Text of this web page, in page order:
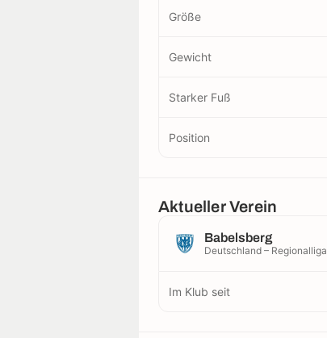
Größe
Gewicht
Starker Fuß
Position
Aktueller Verein
Babelsberg
Deutschland – Regionalliga
Im Klub seit